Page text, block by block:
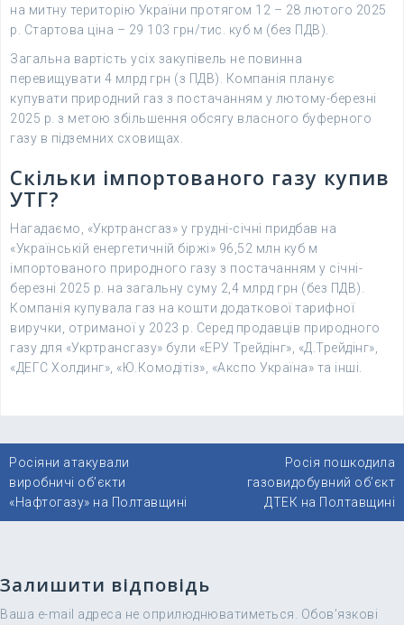
на митну територію України протягом 12 – 28 лютого 2025
р. Стартова ціна – 29 103 грн/тис. куб м (без ПДВ).
Загальна вартість усіх закупівель не повинна
перевищувати 4 млрд грн (з ПДВ). Компанія планує
купувати природний газ з постачанням у лютому-березні
2025 р. з метою збільшення обсягу власного буферного
газу в підземних сховищах.
Скільки імпортованого газу купив
УТГ?
Нагадаємо, «Укртрансгаз» у грудні-січні придбав на
«Українській енергетичній біржі» 96,52 млн куб м
імпортованого природного газу з постачанням у січні-
березні 2025 р. на загальну суму 2,4 млрд грн (без ПДВ).
Компанія купувала газ на кошти додаткової тарифної
виручки, отриманої у 2023 р. Серед продавців природного
газу для «Укртрансгазу» були «ЕРУ Трейдінг», «Д.Трейдінг»,
«ДЕГС Холдинг», «Ю.Комодітіз», «Акспо Україна» та інші.
Навігація
записів
Росіяни атакували
виробничі об’єкти
«Нафтогазу» на Полтавщині
Росія пошкодила
газовидобувний об’єкт
ДТЕК на Полтавщині
Залишити відповідь
Ваша e-mail адреса не оприлюднюватиметься.
Обов’язкові